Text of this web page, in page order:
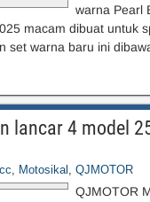
warna Pearl
macam dibuat untuk
set warna baru ini
lancar 4 model
, Motosikal , QJMOTOR
QJMOTOR